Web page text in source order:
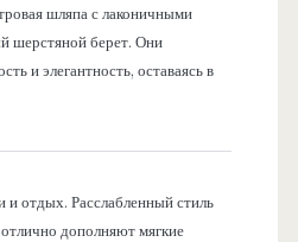
шляпа с лаконичными
шерстяной берет. Они
и элегантность, оставаясь в
и отдых. Расслабленный стиль
дополняют мягкие